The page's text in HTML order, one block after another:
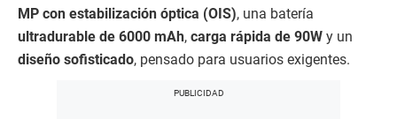
MP con estabilización óptica (OIS), una batería
ultradurable de 6000 mAh, carga rápida de 90W y un
diseño sofisticado, pensado para usuarios exigentes.